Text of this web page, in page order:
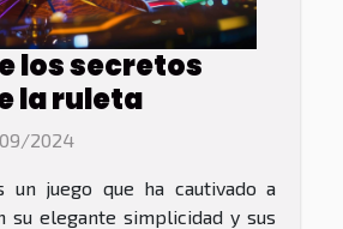
los secretos
la ruleta
2024
un juego que ha cautivado a
su elegante simplicidad y sus